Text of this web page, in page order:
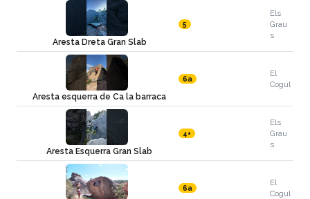
Aresta Dreta Gran Slab
5
Els
Grau
s
Aresta esquerra de Ca la barraca
6a
El
Cogul
Aresta Esquerra Gran Slab
4+
Els
Grau
s
6a
El
Cogul